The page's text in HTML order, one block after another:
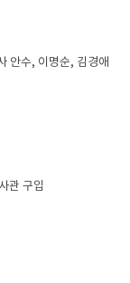
안수, 이명순, 김경애
관 구입